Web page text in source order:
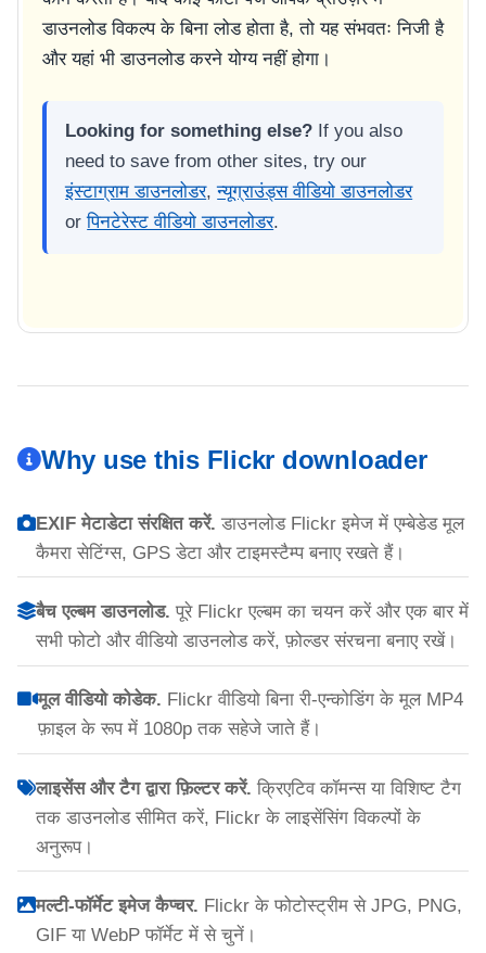
डाउनलोड विकल्प के बिना लोड होता है, तो यह संभवतः निजी है
और यहां भी डाउनलोड करने योग्य नहीं होगा।
Looking for something else? If you also
need to save from other sites, try our
इंस्टाग्राम डाउनलोडर,न्यूग्राउंड्स वीडियो डाउनलोडर
orपिनटेरेस्ट वीडियो डाउनलोडर.
Why use this Flickr downloader
EXIF मेटाडेटा संरक्षित करें. डाउनलोड Flickr इमेज में एम्बेडेड मूल
कैमरा सेटिंग्स, GPS डेटा और टाइमस्टैम्प बनाए रखते हैं।
बैच एल्बम डाउनलोड. पूरे Flickr एल्बम का चयन करें और एक बार में
सभी फोटो और वीडियो डाउनलोड करें, फ़ोल्डर संरचना बनाए रखें।
मूल वीडियो कोडेक. Flickr वीडियो बिना री-एन्कोडिंग के मूल MP4
फ़ाइल के रूप में 1080p तक सहेजे जाते हैं।
लाइसेंस और टैग द्वारा फ़िल्टर करें. क्रिएटिव कॉमन्स या विशिष्ट टैग
तक डाउनलोड सीमित करें, Flickr के लाइसेंसिंग विकल्पों के
अनुरूप।
मल्टी-फॉर्मेट इमेज कैप्चर. Flickr के फोटोस्ट्रीम से JPG, PNG,
GIF या WebP फॉर्मेट में से चुनें।